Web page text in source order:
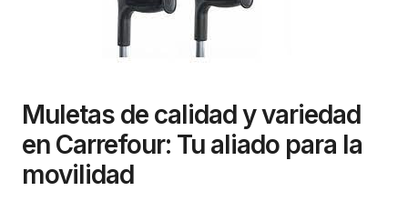
Muletas de calidad y variedad
en Carrefour: Tu aliado para la
movilidad